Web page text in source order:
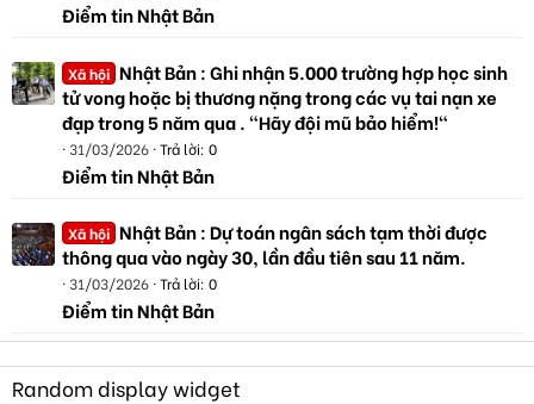
Điểm tin Nhật Bản
Xã hội Nhật Bản : Ghi nhận 5.000 trường hợp học sinh
tử vong hoặc bị thương nặng trong các vụ tai nạn xe
đạp trong 5 năm qua . "Hãy đội mũ bảo hiểm!"
31/03/2026 Trả lời: 0
Điểm tin Nhật Bản
Xã hội Nhật Bản : Dự toán ngân sách tạm thời được
thông qua vào ngày 30, lần đầu tiên sau 11 năm.
31/03/2026 Trả lời: 0
Điểm tin Nhật Bản
Random display widget